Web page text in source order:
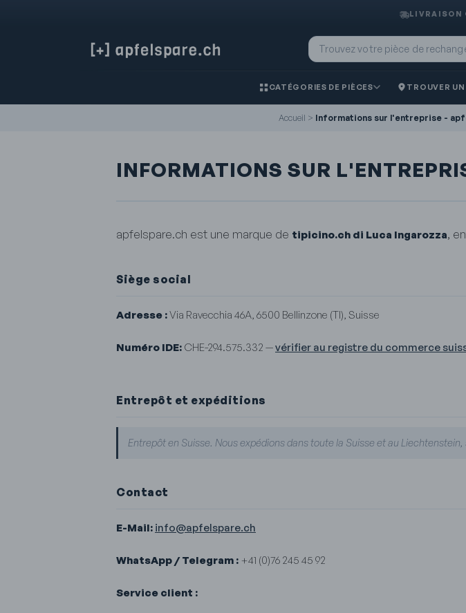
LIVRAISON
CATÉGORIES DE PIÈCES TROUVER UN
Accueil > Informations sur l'entreprise -
INFORMATIONS SUR
apfelspare.ch est une marque de tipicino.ch di Luca Ingarozza,
Siège social
Adresse :Via Ravecchia 46A, 6500 Bellinzone (TI), Suisse
Numéro IDE: CHE-294.575.332 —vérifier au registre du commerce
Entrepôt et expéditions
Entrepôt en Suisse. Nous expédions dans toute la Suisse et au
Contact
E-Mail: info@apfelspare.ch
WhatsApp / Telegram : +41 (0)76 245 45 92
Service client :